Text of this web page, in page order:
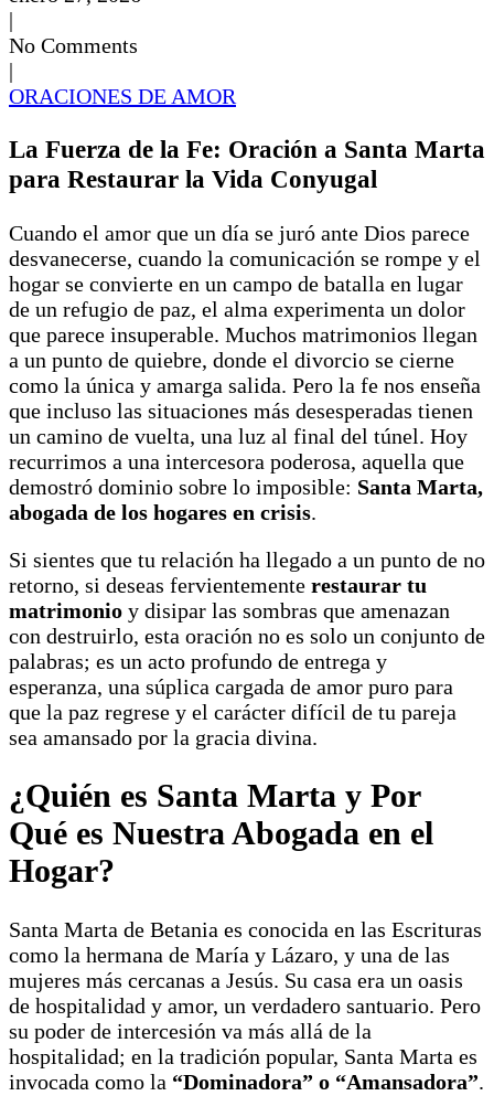
|
No Comments
|
ORACIONES DE AMOR
La Fuerza de la Fe: Oración a Santa Marta
para Restaurar la Vida Conyugal
Cuando el amor que un día se juró ante Dios parece
desvanecerse, cuando la comunicación se rompe y el
hogar se convierte en un campo de batalla en lugar
de un refugio de paz, el alma experimenta un dolor
que parece insuperable. Muchos matrimonios llegan
a un punto de quiebre, donde el divorcio se cierne
como la única y amarga salida. Pero la fe nos enseña
que incluso las situaciones más desesperadas tienen
un camino de vuelta, una luz al final del túnel. Hoy
recurrimos a una intercesora poderosa, aquella que
demostró dominio sobre lo imposible: Santa Marta,
abogada de los hogares en crisis.
Si sientes que tu relación ha llegado a un punto de no
retorno, si deseas fervientemente restaurar tu
matrimonio y disipar las sombras que amenazan
con destruirlo, esta oración no es solo un conjunto de
palabras; es un acto profundo de entrega y
esperanza, una súplica cargada de amor puro para
que la paz regrese y el carácter difícil de tu pareja
sea amansado por la gracia divina.
¿Quién es Santa Marta y Por
Qué es Nuestra Abogada en el
Hogar?
Santa Marta de Betania es conocida en las Escrituras
como la hermana de María y Lázaro, y una de las
mujeres más cercanas a Jesús. Su casa era un oasis
de hospitalidad y amor, un verdadero santuario. Pero
su poder de intercesión va más allá de la
hospitalidad; en la tradición popular, Santa Marta es
invocada como la “Dominadora” o “Amansadora”.